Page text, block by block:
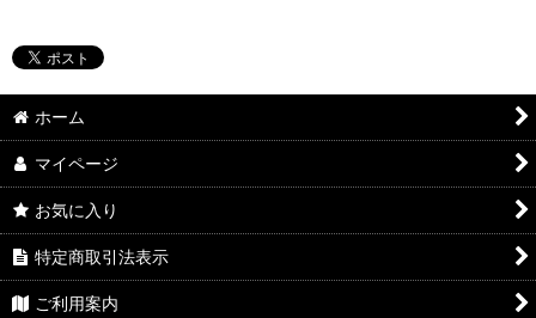
ホーム
マイページ
お気に入り
特定商取引法表示
ご利用案内